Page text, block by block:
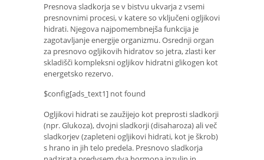
Presnova sladkorja se v bistvu ukvarja z vsemi
presnovnimi procesi, v katere so vključeni ogljikovi
hidrati. Njegova najpomembnejša funkcija je
zagotavljanje energije organizmu. Osrednji organ
za presnovo ogljikovih hidratov so jetra, zlasti ker
skladišči kompleksni ogljikov hidratni glikogen kot
energetsko rezervo.
$config[ads_text1] not found
Ogljikovi hidrati se zaužijejo kot preprosti sladkorji
(npr. Glukoza), dvojni sladkorji (disaharoza) ali več
sladkorjev (zapleteni ogljikovi hidrati, kot je škrob)
s hrano in jih telo predela. Presnovo sladkorja